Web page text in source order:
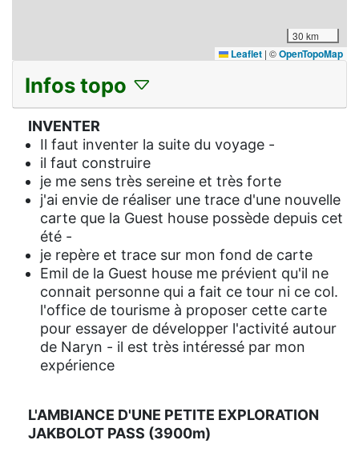
30 km
Leaflet | ©OpenTopoMap
Infos topo
INVENTER
Il faut inventer la suite du voyage -
il faut construire
je me sens très sereine et très forte
j'ai envie de réaliser une trace d'une nouvelle
carte que la Guest house possède depuis cet
été -
je repère et trace sur mon fond de carte
Emil de la Guest house me prévient qu'il ne
connait personne qui a fait ce tour ni ce col.
l'office de tourisme à proposer cette carte
pour essayer de développer l'activité autour
de Naryn - il est très intéressé par mon
expérience
L'AMBIANCE D'UNE PETITE EXPLORATION
JAKBOLOT PASS (3900m)